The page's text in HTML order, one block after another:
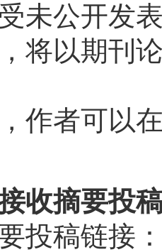
未公开发
将以期刊
作者可以
收摘要投
投稿链接